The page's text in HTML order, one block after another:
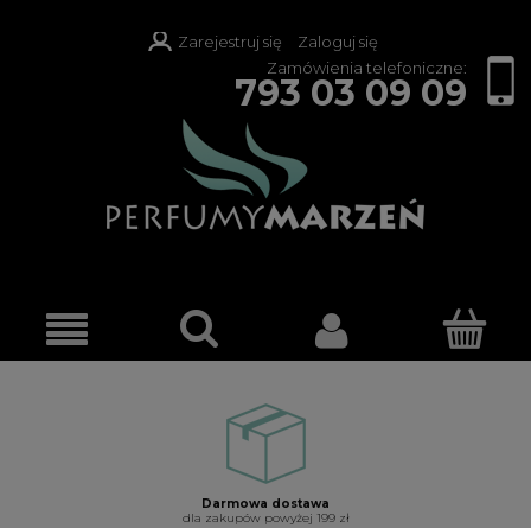
Zarejestruj się
Zaloguj się
Zamówienia telefoniczne:
793 03 09 09
Darmowa dostawa
dla zakupów powyżej 199 zł